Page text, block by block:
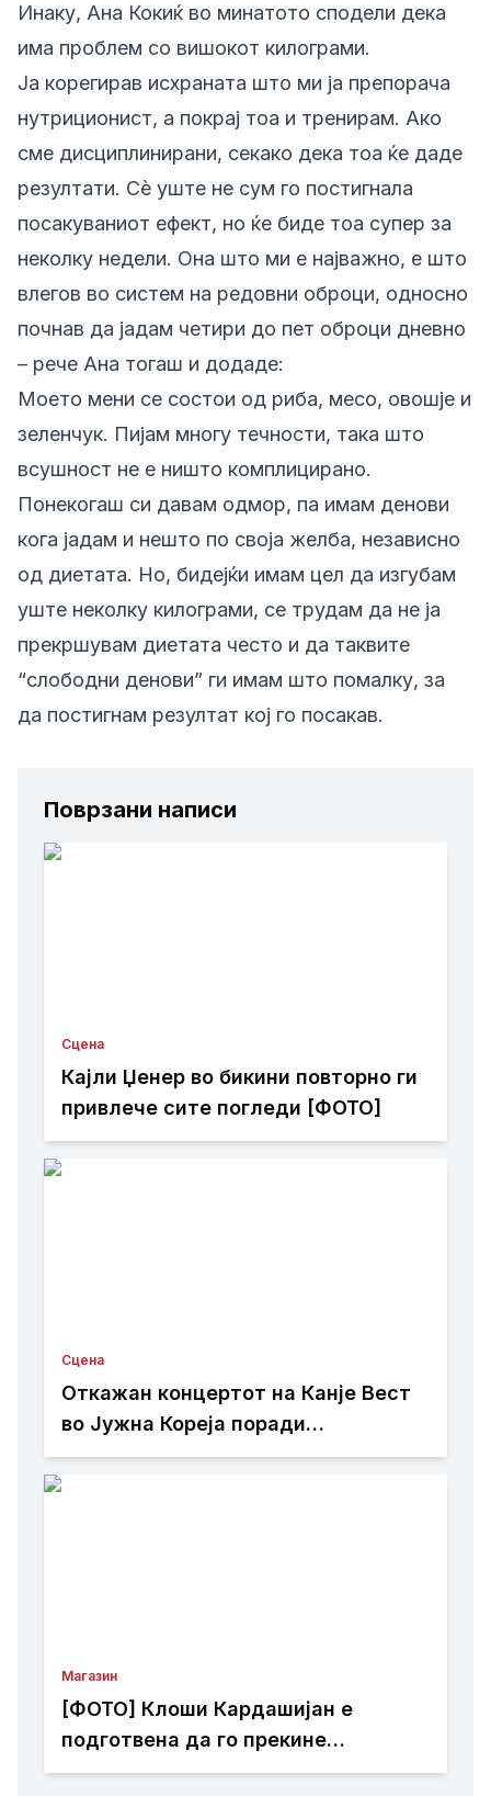
Инаку, Ана Кокиќ во минатото сподели дека
има проблем со вишокот килограми.
Ја корегирав исхраната што ми ја препорача
нутриционист, а покрај тоа и тренирам. Ако
сме дисциплинирани, секако дека тоа ќе даде
резултати. Сè уште не сум го постигнала
посакуваниот ефект, но ќе биде тоа супер за
неколку недели. Она што ми е најважно, е што
влегов во систем на редовни оброци, односно
почнав да јадам четири до пет оброци дневно
– рече Ана тогаш и додаде:
Моето мени се состои од риба, месо, овошје и
зеленчук. Пијам многу течности, така што
всушност не е ништо комплицирано.
Понекогаш си давам одмор, па имам денови
кога јадам и нешто по своја желба, независно
од диетата. Но, бидејќи имам цел да изгубам
уште неколку килограми, се трудам да не ја
прекршувам диетата често и да таквите
“слободни денови” ги имам што помалку, за
да постигнам резултат кој го посакав.
Поврзани написи
Сцена
Кајли Џенер во бикини повторно ги
привлече сите погледи [ФОТО]
Сцена
Откажан концертот на Канје Вест
во Јужна Кореја поради
контроверзии
Магазин
[ФОТО] Клоши Кардашијан е
подготвена да го прекине
целибатот само за еден маж: Го